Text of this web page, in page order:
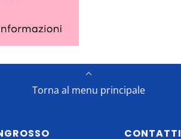
Torna al menu principale
CONTATTI